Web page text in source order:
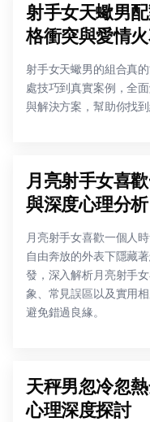
射手女天蠍男
格衝突與愛情
射手女天蠍男的組合真
處技巧到真實案例，全
與解決方案，幫助你找到
月亮射手女喜
與深度心理分析
月亮射手女喜歡一個人
自由奔放的外表下隱藏
發，深入解析月亮射手
象、常見誤區以及實用
避免錯過良緣。
天秤男忽冷忽
心理深度探討